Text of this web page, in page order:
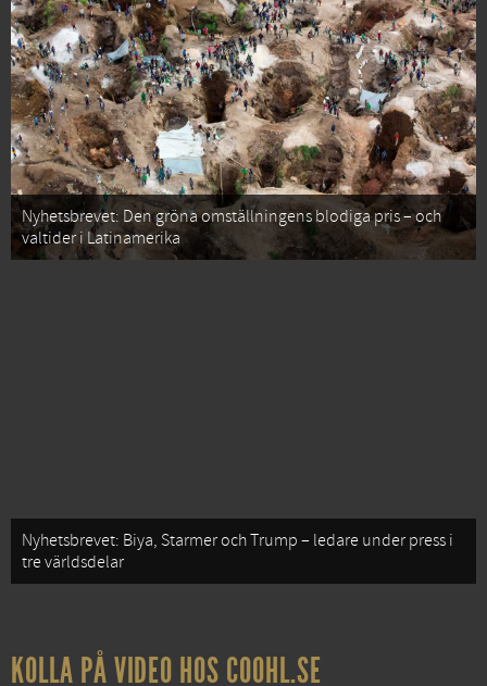
Nyhetsbrevet: Den gröna omställningens blodiga pris – och
valtider i Latinamerika
Nyhetsbrevet: Biya, Starmer och Trump – ledare under press i
tre världsdelar
KOLLA PÅ VIDEO HOS COOHL.SE